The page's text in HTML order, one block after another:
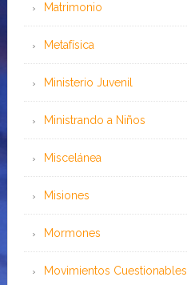
Matrimonio
Metafísica
Ministerio Juvenil
Ministrando a Niños
Miscelánea
Misiones
Mormones
Movimientos Cuestionables